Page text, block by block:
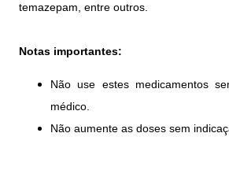
temazepam, entre outros.
Notas importantes:
Não use estes medicamentos
médico.
Não aumente as doses sem